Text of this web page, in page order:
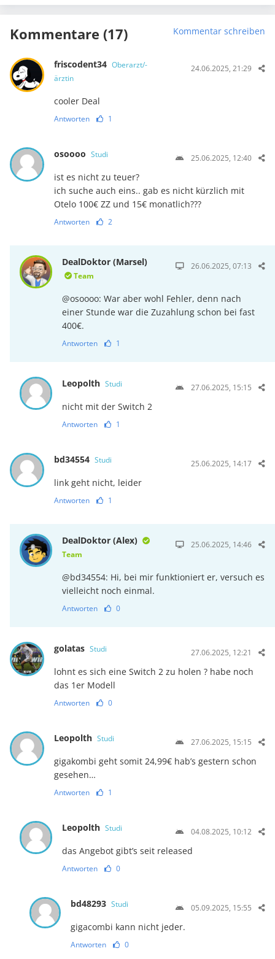
Kommentare (17) Kommentar schreiben
friscodent34 Oberarzt/-
ärztin
24.06.2025, 21:29
cooler Deal
Antworten 1
osoooo Studi 25.06.2025, 12:40
ist es nicht zu teuer?
ich suche auch eins.. gab es nicht kürzlich mit
Otelo 100€ ZZ und 15€ monatlich???
Antworten 2
DealDoktor (Marsel)
Team
26.06.2025, 07:13
@osoooo: War aber wohl Fehler, denn nach
einer Stunde war die Zuzahlung schon bei fast
400€.
Antworten 1
Leopolth Studi 27.06.2025, 15:15
nicht mit der Switch 2
Antworten 1
bd34554 Studi 25.06.2025, 14:17
link geht nicht, leider
Antworten 1
DealDoktor (Alex)
Team
25.06.2025, 14:46
@bd34554: Hi, bei mir funktioniert er, versuch es
vielleicht noch einmal.
Antworten 0
golatas Studi 27.06.2025, 12:21
lohnt es sich eine Switch 2 zu holen ? habe noch
das 1er Modell
Antworten 0
Leopolth Studi 27.06.2025, 15:15
gigakombi geht somit 24,99€ hab’s gestern schon
gesehen…
Antworten 1
Leopolth Studi 04.08.2025, 10:12
das Angebot gibt’s seit released
Antworten 0
bd48293 Studi 05.09.2025, 15:55
gigacombi kann nicht jeder.
Antworten 0